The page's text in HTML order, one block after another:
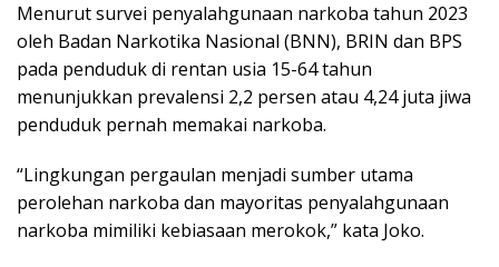
Menurut survei penyalahgunaan narkoba tahun 2023
oleh Badan Narkotika Nasional (BNN), BRIN dan BPS
pada penduduk di rentan usia 15-64 tahun
menunjukkan prevalensi 2,2 persen atau 4,24 juta jiwa
penduduk pernah memakai narkoba.
“Lingkungan pergaulan menjadi sumber utama
perolehan narkoba dan mayoritas penyalahgunaan
narkoba mimiliki kebiasaan merokok,” kata Joko.